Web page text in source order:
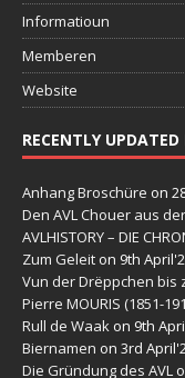
Informatioun
Memberen
Website
RECENTLY UPDATED
Anhang Broschüre on
Den AVL Chouer aus
AVLHISTORY – DIE
Zum Geleit on 9th
Vun der Drëppchen bis
Pierre MOURIS (1851-
Rull de Waak on 9th
Biernamen on 3rd
Die Gründung des AVL